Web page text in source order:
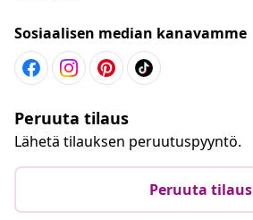
Sosiaalisen median kanavamme
Peruuta tilaus
Lähetä tilauksen peruutuspyyntö.
Peruuta tilaus